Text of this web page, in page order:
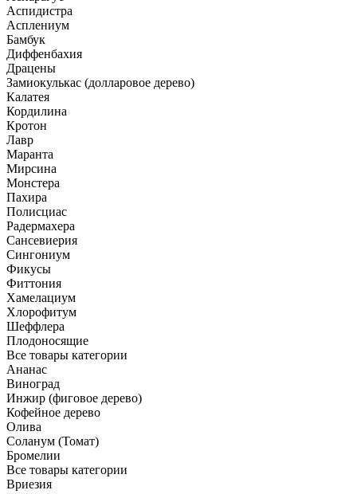
Аспидистра
Асплениум
Бамбук
Диффенбахия
Драцены
Замиокулькас (долларовое дерево)
Калатея
Кордилина
Кротон
Лавр
Маранта
Мирсина
Монстера
Пахира
Полисциас
Радермахера
Сансевиерия
Сингониум
Фикусы
Фиттония
Хамелациум
Хлорофитум
Шеффлера
Плодоносящие
Все товары категории
Ананас
Виноград
Инжир (фиговое дерево)
Кофейное дерево
Олива
Соланум (Томат)
Бромелии
Все товары категории
Вриезия